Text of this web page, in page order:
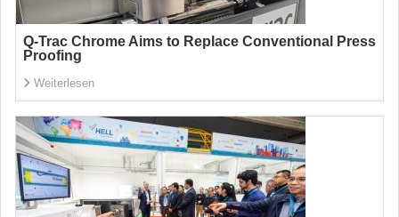
Q-Trac Chrome Aims to Replace Conventional Press
Proofing
Weiterlesen